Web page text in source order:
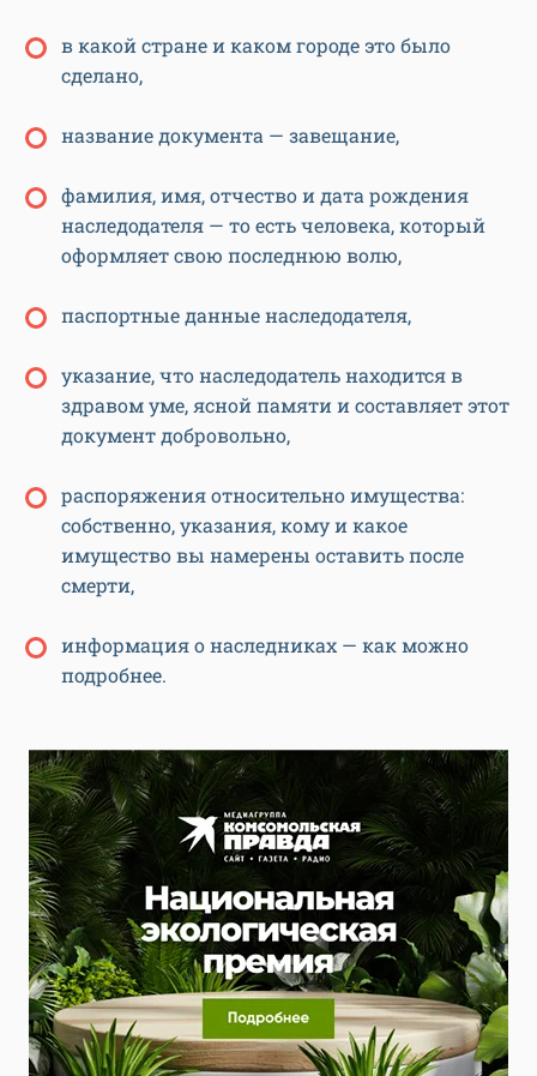
в какой стране и каком городе это было
сделано,
название документа — завещание,
фамилия, имя, отчество и дата рождения
наследодателя — то есть человека, который
оформляет свою последнюю волю,
паспортные данные наследодателя,
указание, что наследодатель находится в
здравом уме, ясной памяти и составляет этот
документ добровольно,
распоряжения относительно имущества:
собственно, указания, кому и какое
имущество вы намерены оставить после
смерти,
информация о наследниках — как можно
подробнее.